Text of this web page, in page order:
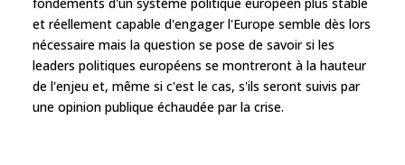
et réellement capable d'engager l'Europe semble dès lors
nécessaire mais la question se pose de savoir si les
leaders politiques européens se montreront à la hauteur
de l'enjeu et, même si c'est le cas, s'ils seront suivis par
une opinion publique échaudée par la crise.